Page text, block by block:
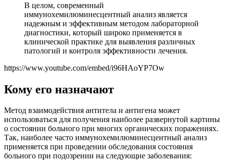
В целом, современный
иммунохемилюминесцентный анализ является
надежным и эффективным методом лабораторной
диагностики, который широко применяется в
клинической практике для выявления различных
патологий и контроля эффективности лечения.
https://www.youtube.com/embed/i96HAoYP7Ow
Кому его назначают
Метод взаимодействия антитела и антигена может
использоваться для получения наиболее развернутой картины
о состоянии больного при многих органических поражениях.
Так, наиболее часто иммунохемилюминесцентный анализ
применяется при проведении обследования состояния
больного при подозрении на следующие заболевания: